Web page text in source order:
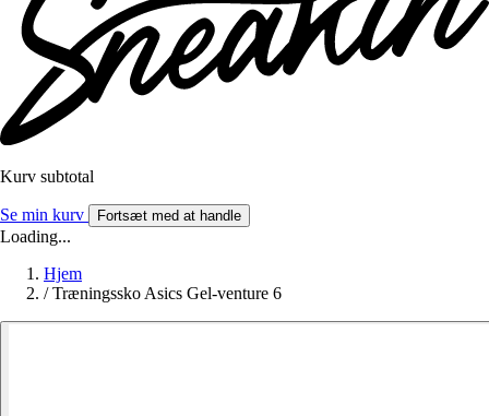
Kurv subtotal
Se min kurv Fortsæt med at handle
Loading...
Hjem
/ Træningssko Asics Gel-venture 6